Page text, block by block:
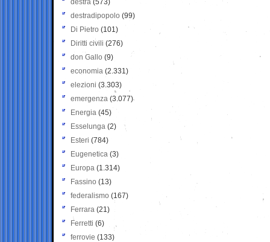
destra (573)
destradipopolo (99)
Di Pietro (101)
Diritti civili (276)
don Gallo (9)
economia (2.331)
elezioni (3.303)
emergenza (3.077)
Energia (45)
Esselunga (2)
Esteri (784)
Eugenetica (3)
Europa (1.314)
Fassino (13)
federalismo (167)
Ferrara (21)
Ferretti (6)
ferrovie (133)